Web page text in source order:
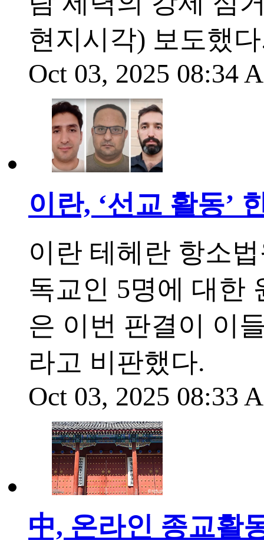
현지시각) 보도했
Oct 03, 2025 08:34
이란, ‘선교 활동’
이란 테헤란 항소
독교인 5명에 대한
은 이번 판결이 이
라고 비판했다.
Oct 03, 2025 08:33
中, 온라인 종교활